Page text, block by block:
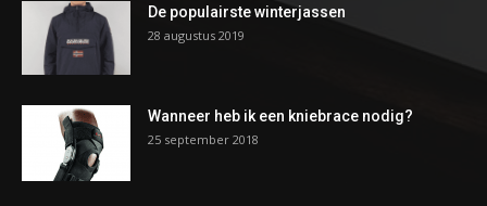
De populairste winterjassen
28 augustus 2019
Wanneer heb ik een kniebrace nodig?
25 september 2018